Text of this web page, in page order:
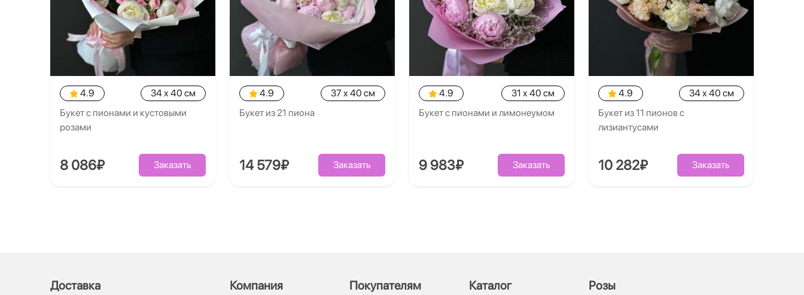
4.9
34 x 40 см
Букет с пионами и кустовыми
розами
8 086₽ Заказать
4.9
37 x 40 см
Букет из 21 пиона
14 579₽ Заказать
4.9
31 x 40 см
Букет с пионами и лимонеумом
9 983₽ Заказать
4.9
34 x 40 см
Букет из 11 пионов с
лизиантусами
10 282₽ Заказать
Доставка Компания Покупателям Каталог Рoзы